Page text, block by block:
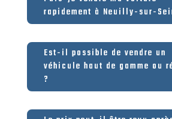
rapidement à Neuilly-sur-
Est-il possible de vendre un
véhicule haut de gamme ou
?